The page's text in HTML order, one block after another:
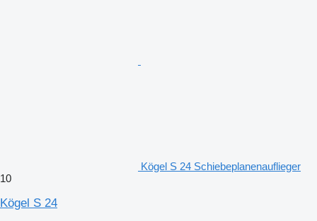
Kögel S 24 Schiebeplanenauflieger
10
Kögel S 24